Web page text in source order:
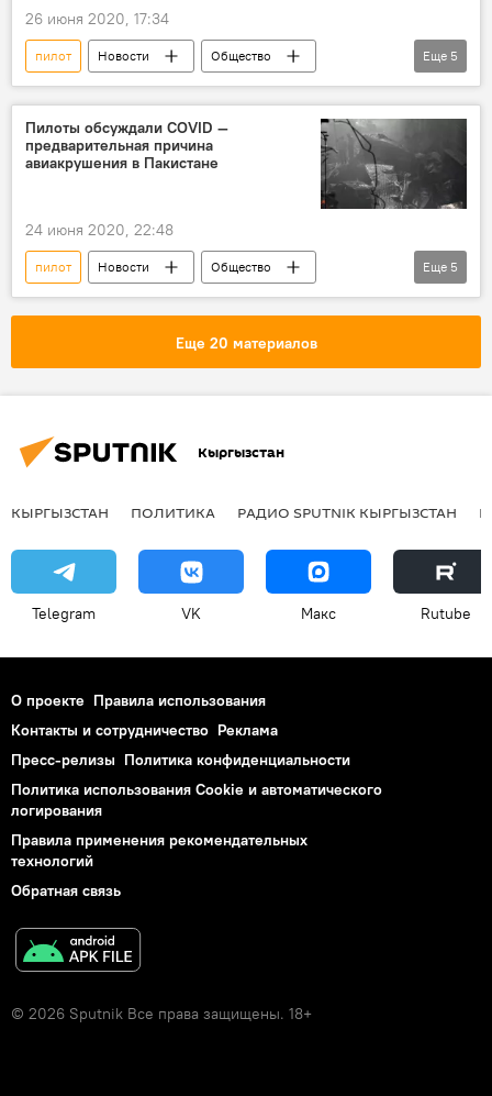
26 июня 2020, 17:34
пилот Новости
Общество
В мире
Происшествия
Пакистан
подделка
Еще 5
Пилоты обсуждали COVID —
предварительная причина
авиакрушения в Пакистане
24 июня 2020, 22:48
пилот Новости
Общество
В мире
Происшествия
Пакистан
Еще 5
Еще 20 материалов
Кыргызстан
КЫРГЫЗСТАН ПОЛИТИКА РАДИО SPUTNIK КЫРГЫЗСТАН
Telegram VK Макс Rutube
О проекте Правила использования
Контакты и сотрудничество Реклама
Пресс-релизы Политика конфиденциальности
Политика использования Cookie и автоматического
логирования
Правила применения рекомендательных
технологий
Обратная связь
© 2026 Sputnik Все права защищены. 18+